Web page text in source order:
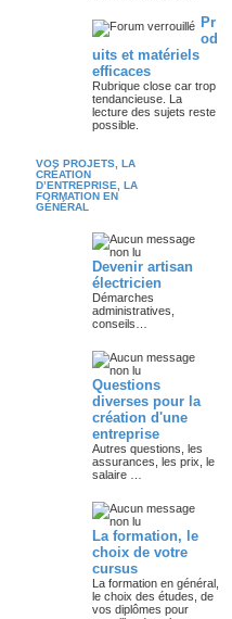
Pr
od
uits et matériels
efficaces
Rubrique close car trop
tendancieuse. La
lecture des sujets reste
possible.
VOS PROJETS, LA
CRÉATION
D’ENTREPRISE, LA
FORMATION EN
GÉNÉRAL
Devenir artisan
électricien
Démarches
administratives,
conseils…
Questions
diverses pour la
création d'une
entreprise
Autres questions, les
assurances, les prix, le
salaire …
La formation, le
choix de votre
cursus
La formation en général,
le choix des études, de
vos diplômes pour